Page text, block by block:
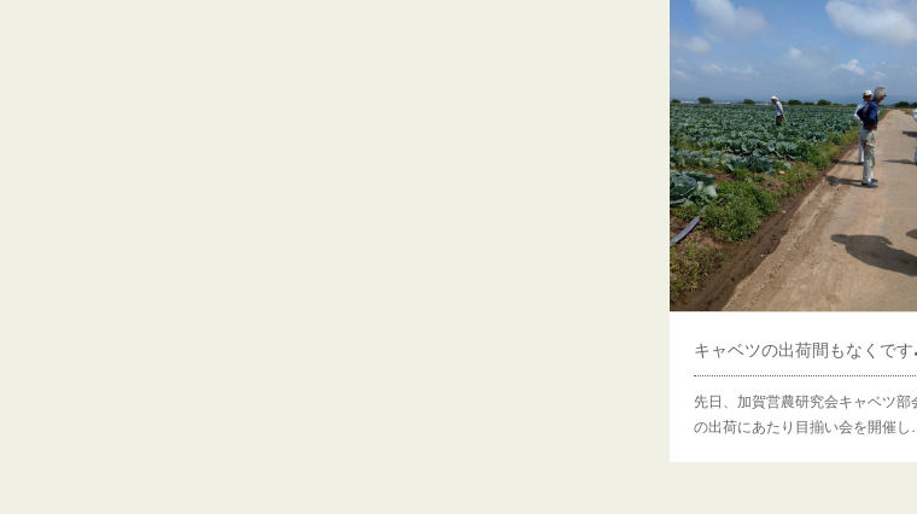
キャベツの出荷間もなくで
先日、加賀営農研究会キャベツ部
の出荷にあたり目揃い会を開催し…